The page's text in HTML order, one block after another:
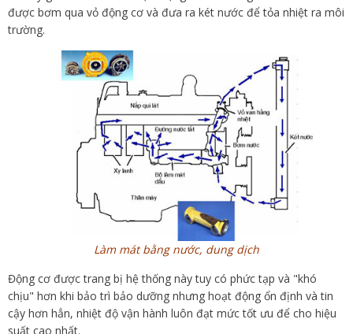
được bơm qua vỏ động cơ và đưa ra két nước để tỏa nhiệt ra môi
trường.
Làm mát bằng nước, dung dịch
Động cơ được trang bị hệ thống này tuy có phức tạp và "khó
chịu" hơn khi bảo trì bảo dưỡng nhưng hoạt động ổn định và tin
cậy hơn hẳn, nhiệt độ vận hành luôn đạt mức tốt ưu để cho hiệu
suất cao nhất.